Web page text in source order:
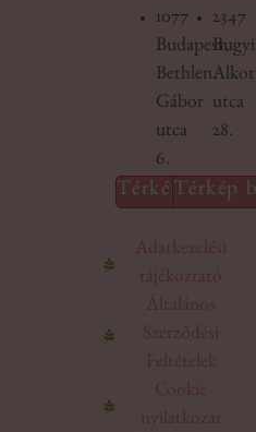
1077
Budapest,
Bethlen
Gábor
utca
6.
Térkép
2347
utca
28.
Térkép
Adatkezelési
tájékoztató
Általános
Szerződési
Feltételek
Cookie
nyilatkozat